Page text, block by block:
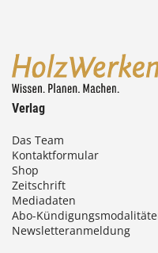
0
Verlag
Das Team
Kontaktformular
Shop
Zeitschrift
Mediadaten
Abo-
Newsletteranmeldung